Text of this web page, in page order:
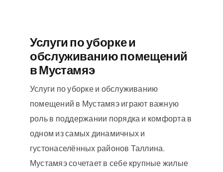
Услуги по уборке и
обслуживанию помещений
в Мустамяэ
Услуги по уборке и обслуживанию
помещений в Мустамяэ играют важную
роль в поддержании порядка и комфорта в
одном из самых динамичных и
густонаселённых районов Таллина.
Мустамяэ сочетает в себе крупные жилые